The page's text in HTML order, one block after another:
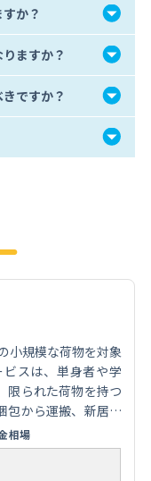
か？
ますか？
ですか？
小規模な荷物を対象
スは、単身者や学
限られた荷物を持つ
包から運搬、新居で
移転を実現します。
サービスの有無によ
、信頼できる業者
相場